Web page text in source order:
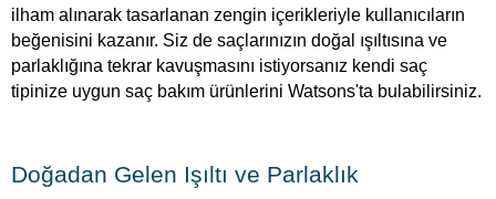
ilham alınarak tasarlanan zengin içerikleriyle kullanıcıların
beğenisini kazanır. Siz de saçlarınızın doğal ışıltısına ve
parlaklığına tekrar kavuşmasını istiyorsanız kendi saç
tipinize uygun saç bakım ürünlerini Watsons'ta bulabilirsiniz.
Doğadan Gelen Işıltı ve Parlaklık